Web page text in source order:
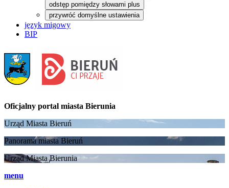
odstęp pomiędzy słowami plus
przywróć domyślne ustawienia
język migowy
BIP
Oficjalny portal miasta Bierunia
Urząd Miasta Bieruń
Panorama miasta Bieruń
Urząd Miasta Bierunia
menu